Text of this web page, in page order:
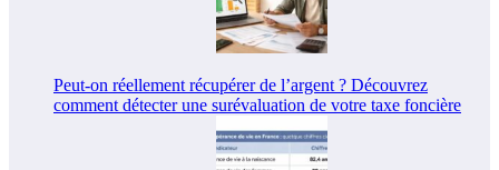
Peut-on réellement récupérer de l’argent ? Découvrez
comment détecter une surévaluation de votre taxe foncière